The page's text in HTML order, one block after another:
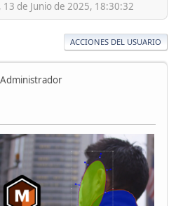
de Junio de 2025, 18:30:32
ACCIONES DEL USUARIO
Administrador